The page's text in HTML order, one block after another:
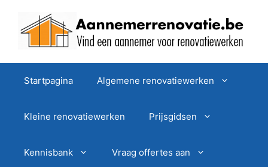
Startpagina Algemene renovatiewerken
Kleine renovatiewerken Prijsgidsen
Kennisbank Vraag offertes aan